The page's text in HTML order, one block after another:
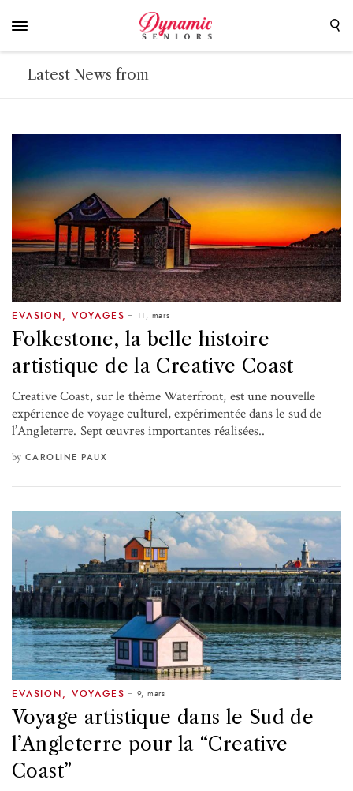
Latest News from
EVASION VOYAGES 11, mars
Folkestone, la belle histoire
artistique de la Creative Coast
Creative Coast, sur le thème Waterfront, est une nouvelle
expérience de voyage culturel, expérimentée dans le sud de
l’Angleterre. Sept œuvres importantes réalisées..
by CAROLINE PAUX
EVASION VOYAGES 9, mars
Voyage artistique dans le Sud de
l’Angleterre pour la “Creative
Coast”